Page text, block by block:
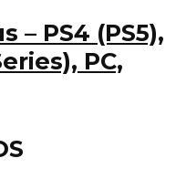
– PS4 (PS5),
PC,